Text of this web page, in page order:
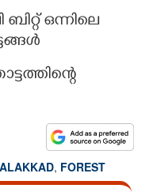
ഒന്നിലെ
, FOREST